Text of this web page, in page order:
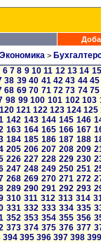
>
6 7 8 9 10 11 12 13 14 15
38 39 40 41 42 43 44 45
68 69 70 71 72 73 74 75
98 99 100 101 102 103
120 121 122 123 124 125
142 143 144 145 146
163 164 165 166 167
184 185 186 187 188
205 206 207 208 209
226 227 228 229 230
247 248 249 250 251
268 269 270 271 272
289 290 291 292 293
310 311 312 313 314
331 332 333 334 335
352 353 354 355 356
373 374 375 376 377
394 395 396 397 398 399